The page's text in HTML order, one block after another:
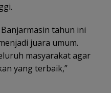
tahun ini
juara umum.
masyarakat agar
yang terbaik,”